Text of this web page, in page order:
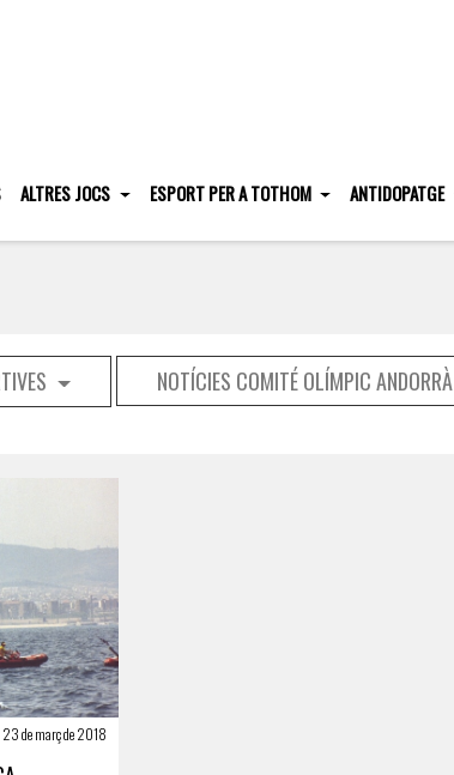
ALTRES JOCS ESPORT PER A TOTHOM ANTIDOPATGE
NOTÍCIES COMITÉ OLÍMPIC ANDORRÀ
23 de març de 2018